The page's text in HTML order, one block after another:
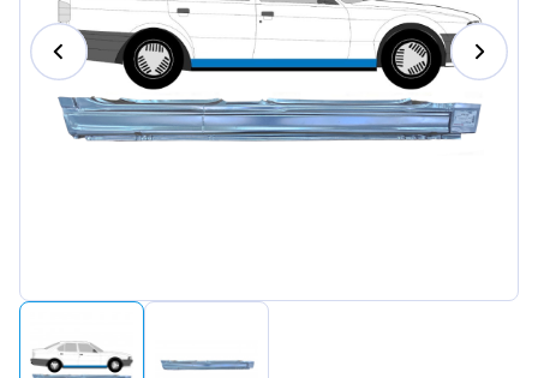
Magyar
Lietuvių
Português